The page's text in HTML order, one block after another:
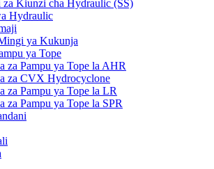
Kiunzi cha Hydraulic (SS)
Hydraulic
ya Kukunja
ya Tope
za Pampu ya Tope la AHR
za CVX Hydrocyclone
za Pampu ya Tope la LR
za Pampu ya Tope la SPR